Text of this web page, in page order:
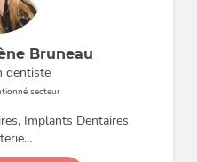
Bruneau
dentiste
secteur
Implants Dentaires